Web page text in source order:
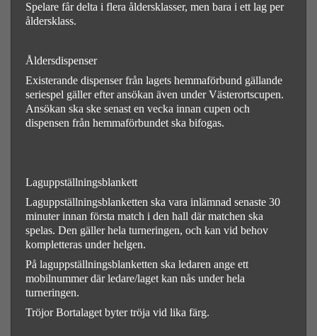
Spelare får delta i flera åldersklasser, men bara i ett lag per
åldersklass.
Åldersdispenser
Existerande dispenser från lagets hemmaförbund gällande
seriespel gäller efter ansökan även under Västerortscupen.
Ansökan ska ske senast en vecka innan cupen och
dispensen från hemmaförbundet ska bifogas.
Laguppställningsblankett
Laguppställningsblanketten ska vara inlämnad senaste 30
minuter innan första match i den hall där matchen ska
spelas. Den gäller hela turneringen, och kan vid behov
kompletteras under helgen.
På laguppställningsblanketten ska ledaren ange ett
mobilnummer där ledare/laget kan nås under hela
turneringen.
Tröjor Bortalaget byter tröja vid lika färg.